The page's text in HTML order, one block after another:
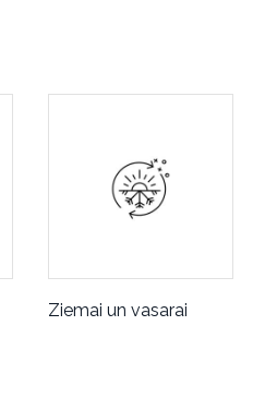
Ziemai un vasarai